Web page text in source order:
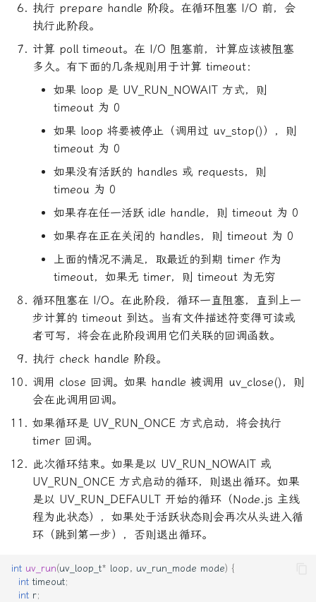
执行 prepare handle 阶段。在循环阻塞 I/O 前，会
执行此阶段。
计算 poll timeout。在 I/O 阻塞前，计算应该被阻塞
多久。有下面的几条规则用于计算 timeout：
如果 loop 是 UV_RUN_NOWAIT 方式，则
timeout 为 0
如果 loop 将要被停止（调用过 uv_stop()），则
timeout 为 0
如果没有活跃的 handles 或 requests，则
timeou 为 0
如果存在任一活跃 idle handle，则 timeout 为 0
如果存在正在关闭的 handles，则 timeout 为 0
上面的情况不满足，取最近的到期 timer 作为
timeout，如果无 timer，则 timeout 为无穷
循环阻塞在 I/O。在此阶段，循环一直阻塞，直到上一
步计算的 timeout 到达。当有文件描述符变得可读或
者可写，将会在此阶段调用它们关联的回调函数。
执行 check handle 阶段。
调用 close 回调。如果 handle 被调用 uv_close()，则
会在此调用回调。
如果循环是 UV_RUN_ONCE 方式启动，将会执行
timer 回调。
此次循环结束。如果是以 UV_RUN_NOWAIT 或
UV_RUN_ONCE 方式启动的循环，则退出循环。如果
是以 UV_RUN_DEFAULT 开始的循环（Node.js 主线
程为此状态），如果处于活跃状态则会再次从头进入循
环（跳到第一步），否则退出循环。
int uv_run(uv_loop_t* loop, uv_run_mode mode) {
int timeout;
int r;